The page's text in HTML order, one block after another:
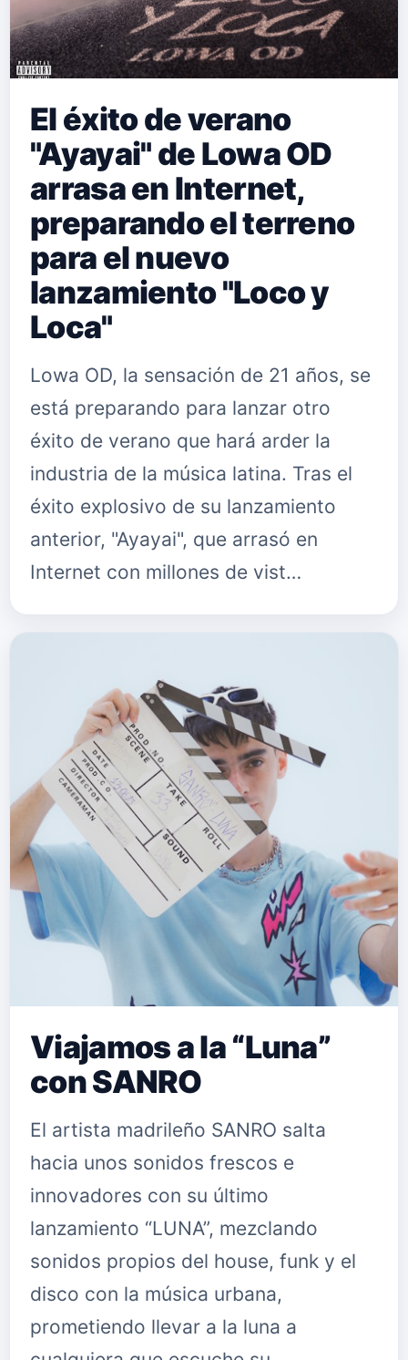
El éxito de verano
"Ayayai" de Lowa OD
arrasa en Internet,
preparando el terreno
para el nuevo
lanzamiento "Loco y
Loca"
Lowa OD, la sensación de 21 años, se
está preparando para lanzar otro
éxito de verano que hará arder la
industria de la música latina. Tras el
éxito explosivo de su lanzamiento
anterior, "Ayayai", que arrasó en
Internet con millones de vist…
Viajamos a la “Luna”
con SANRO
El artista madrileño SANRO salta
hacia unos sonidos frescos e
innovadores con su último
lanzamiento “LUNA”, mezclando
sonidos propios del house, funk y el
disco con la música urbana,
prometiendo llevar a la luna a